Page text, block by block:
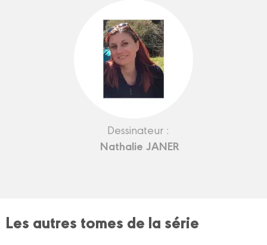
Dessinateur :
Nathalie JANER
Les autres tomes de la série